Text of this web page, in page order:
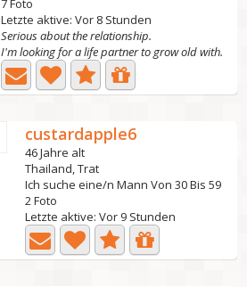
7 Foto
Letzte aktive: Vor 8 Stunden
Serious about the relationship.
I'm looking for a life partner to grow old with.
custardapple6
46 Jahre alt
Thailand, Trat
Ich suche eine/n Mann Von 30 Bis 59
2 Foto
Letzte aktive: Vor 9 Stunden